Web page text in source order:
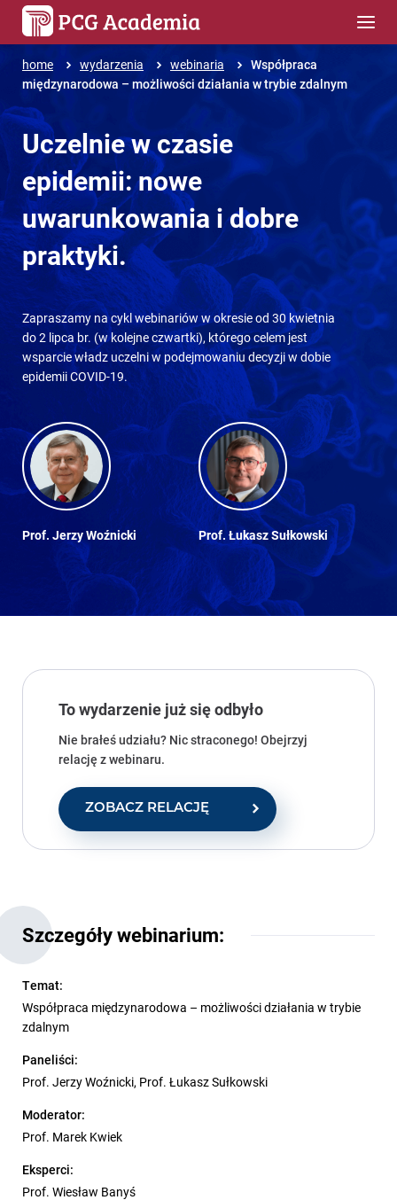
home wydarzenia webinaria
Współpraca
międzynarodowa – możliwości działania w trybie zdalnym
Uczelnie w czasie
epidemii: nowe
uwarunkowania i dobre
praktyki.
Zapraszamy na cykl webinariów w okresie od 30 kwietnia
do 2 lipca br. (w kolejne czwartki), którego celem jest
wsparcie władz uczelni w podejmowaniu decyzji w dobie
epidemii COVID-19.
Prof. Jerzy Woźnicki Prof. Łukasz Sułkowski
To wydarzenie już się odbyło
Nie brałeś udziału? Nic straconego! Obejrzyj
relację z webinaru.
ZOBACZ RELACJĘ
Szczegóły webinarium:
Temat:
Współpraca międzynarodowa – możliwości działania w trybie
zdalnym
Paneliści:
Prof. Jerzy Woźnicki, Prof. Łukasz Sułkowski
Moderator:
Prof. Marek Kwiek
Eksperci:
Prof. Wiesław Banyś